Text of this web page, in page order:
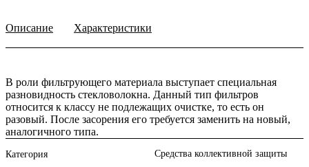
Описание Характеристики
В роли фильтрующего материала выступает специальная
разновидность стекловолокна. Данный тип фильтров
относится к классу не подлежащих очистке, то есть он
разовый. После засорения его требуется заменить на новый,
аналогичного типа.
Категория Средства коллективной защиты